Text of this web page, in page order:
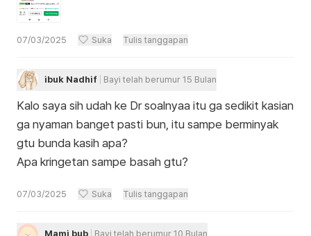
07/03/2025 Suka Tulis tanggapan
ibuk Nadhif Bayi telah berumur 15 Bulan
Kalo saya sih udah ke Dr soalnyaa itu ga sedikit kasian
ga nyaman banget pasti bun, itu sampe berminyak
gtu bunda kasih apa?
Apa kringetan sampe basah gtu?
07/03/2025 Suka Tulis tanggapan
Mami bub Bayi telah berumur 10 Bulan